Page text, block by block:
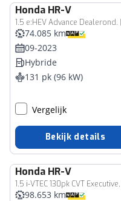
Honda HR-V
1.5 e:HEV Advance Dealerond.
74.085 km
09-2023
Hybride
131 pk (96 kW)
Vergelijk
Bekijk details
Honda HR-V
1.5 i-VTEC 130pk CVT
98.653 km